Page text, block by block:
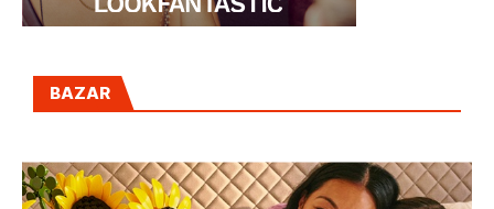
BAZAR